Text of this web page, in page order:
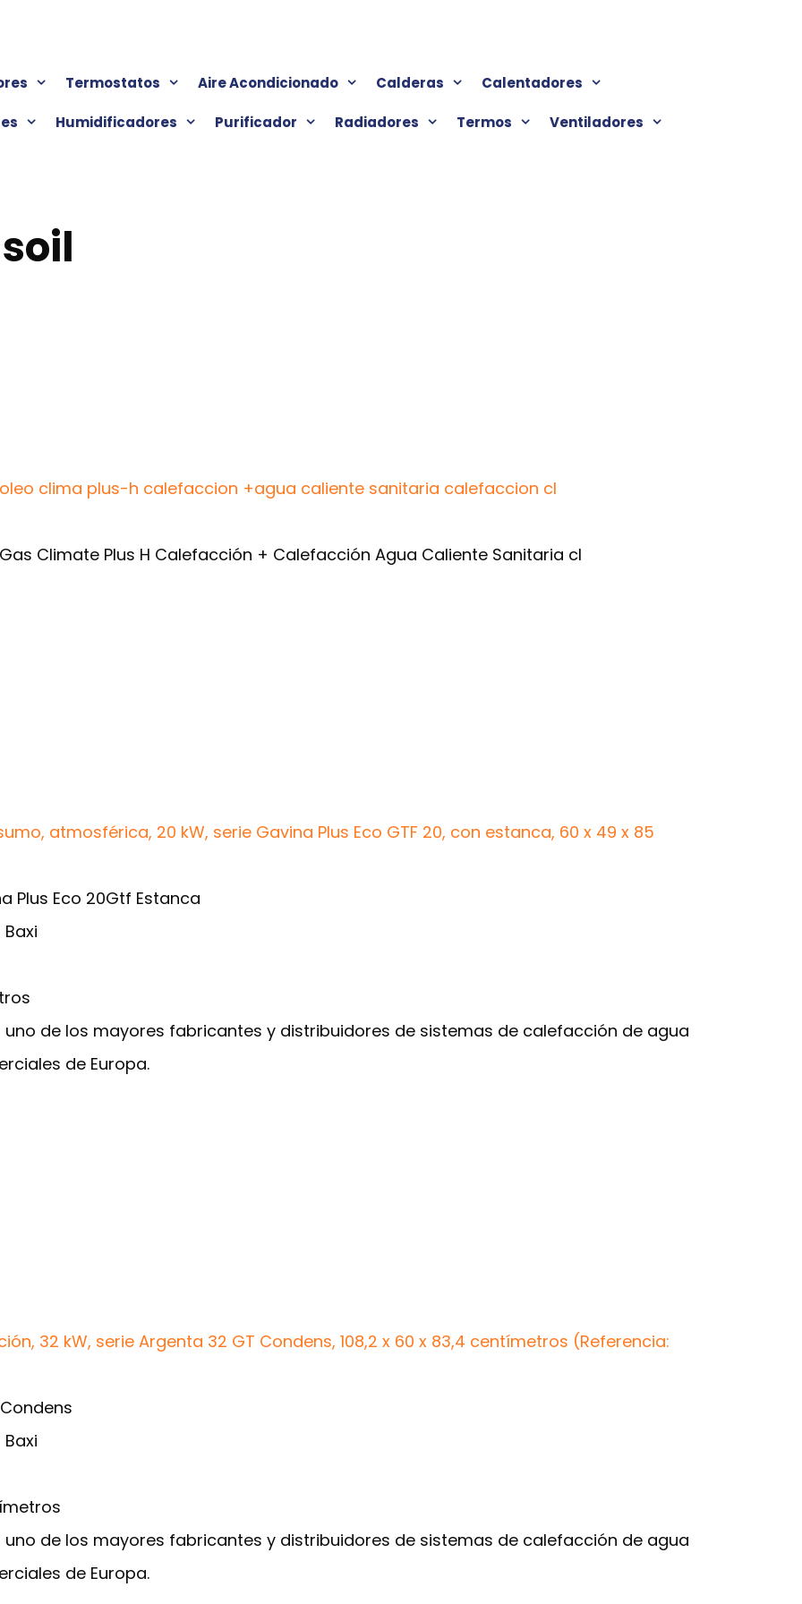
Termostatos Aire Acondicionado Calderas Calentadores
Humidificadores Purificador Radiadores Termos Ventiladores
clima plus-h calefaccion +agua caliente sanitaria calefaccion cl
Climate Plus H Calefacción + Calefacción Agua Caliente Sanitaria cl
atmosférica, 20 kW, serie Gavina Plus Eco GTF 20, con estanca, 60 x 49 x 85
Plus Eco 20Gtf Estanca
uno de los mayores fabricantes y distribuidores de sistemas de calefacción de agua
de Europa.
32 kW, serie Argenta 32 GT Condens, 108,2 x 60 x 83,4 centímetros (Referencia:
uno de los mayores fabricantes y distribuidores de sistemas de calefacción de agua
de Europa.